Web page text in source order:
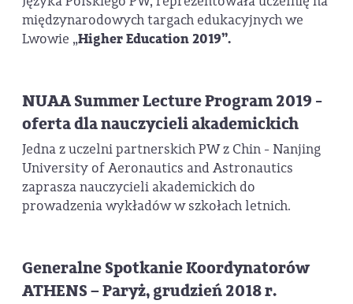
międzynarodowych targach edukacyjnych we
Lwowie „Higher Education 2019”.
NUAA Summer Lecture Program 2019 -
oferta dla nauczycieli akademickich
Jedna z uczelni partnerskich PW z Chin - Nanjing
University of Aeronautics and Astronautics
zaprasza nauczycieli akademickich do
prowadzenia wykładów w szkołach letnich.
Generalne Spotkanie Koordynatorów
ATHENS – Paryż, grudzień 2018 r.